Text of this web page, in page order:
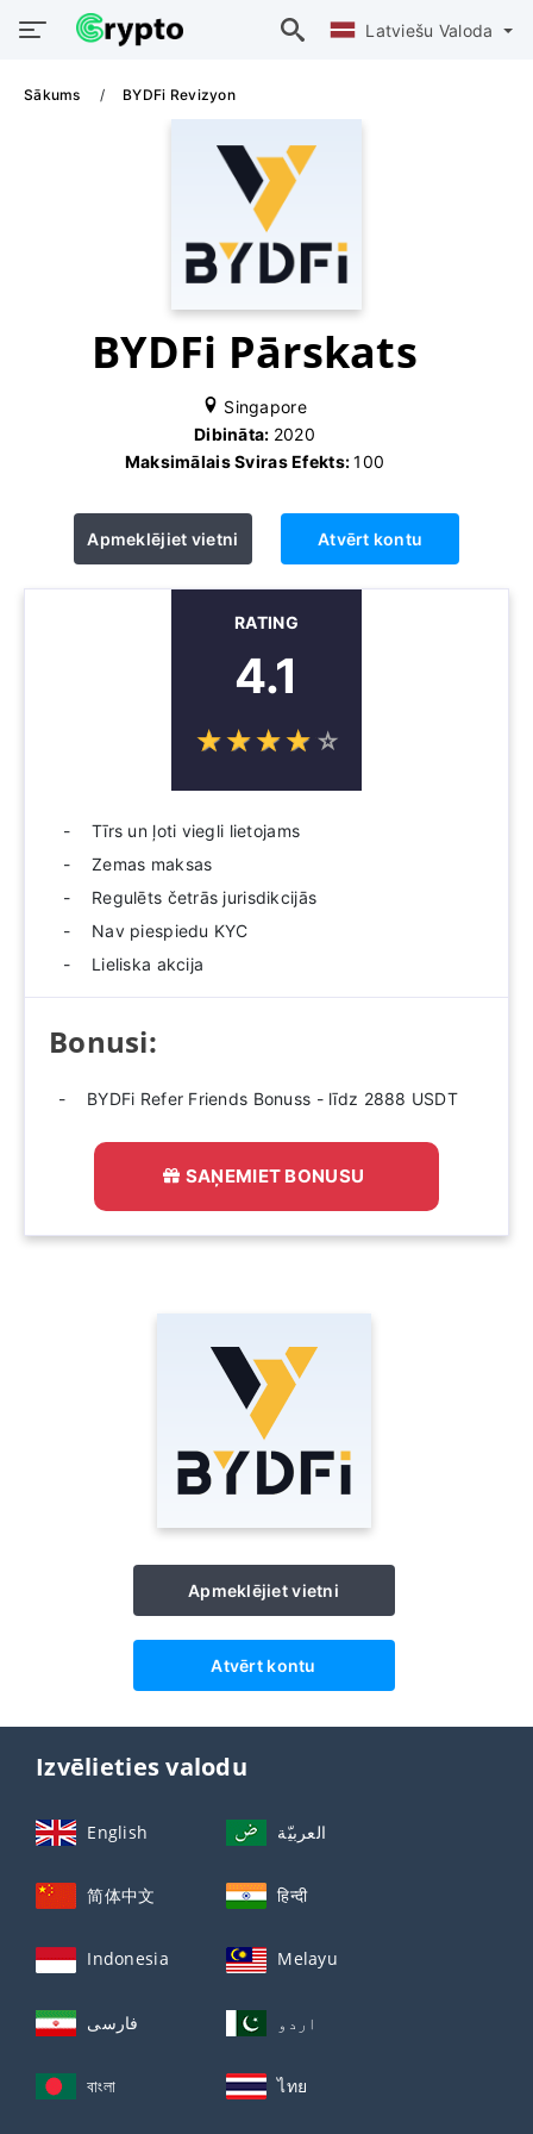
Latviešu Valoda
Sākums BYDFi Revizyon
BYDFi Pārskats
Singapore
Dibināta: 2020
Maksimālais Sviras Efekts:100
Apmeklējiet vietni Atvērt kontu
RATING
4.1
☆☆☆☆ ☆
★★★★ ★
Tīrs un ļoti viegli lietojams
Zemas maksas
Regulēts četrās jurisdikcijās
Nav piespiedu KYC
Lieliska akcija
Bonusi:
BYDFi Refer Friends Bonuss - līdz 2888 USDT
SAŅEMIET BONUSU
Apmeklējiet vietni
Atvērt kontu
Izvēlieties valodu
English العربيّة
简体中文 हिन्दी
Indonesia Melayu
فارسی اردو
বাংলা ไทย